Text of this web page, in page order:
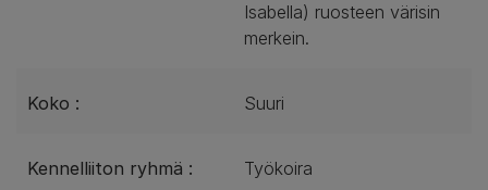
Isabella) ruosteen värisin
merkein.
Koko : Suuri
Kennelliiton ryhmä : Työkoira